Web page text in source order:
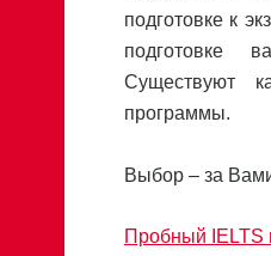
подготовке к
подготовке
Существуют
программы.
Выбор – за
Пробный IELTS